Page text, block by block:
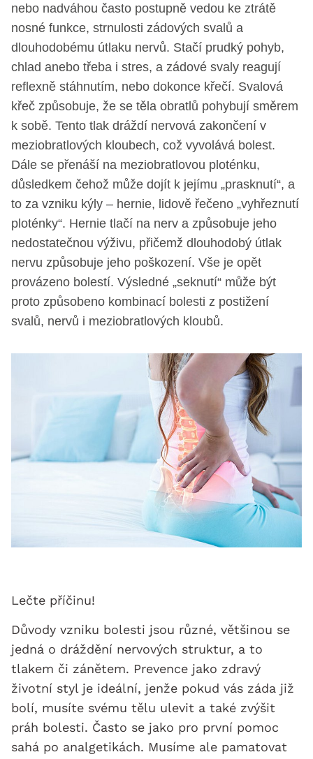
nebo nadváhou často postupně vedou ke ztrátě
nosné funkce, strnulosti zádových svalů a
dlouhodobému útlaku nervů. Stačí prudký pohyb,
chlad anebo třeba i stres, a zádové svaly reagují
reflexně stáhnutím, nebo dokonce křečí. Svalová
křeč způsobuje, že se těla obratlů pohybují směrem
k sobě. Tento tlak dráždí nervová zakončení v
meziobratlových kloubech, což vyvolává bolest.
Dále se přenáší na meziobratlovou ploténku,
důsledkem čehož může dojít k jejímu „prasknutí“, a
to za vzniku kýly – hernie, lidově řečeno „vyhřeznutí
ploténky“. Hernie tlačí na nerv a způsobuje jeho
nedostatečnou výživu, přičemž dlouhodobý útlak
nervu způsobuje jeho poškození. Vše je opět
provázeno bolestí. Výsledné „seknutí“ může být
proto způsobeno kombinací bolesti z postižení
svalů, nervů i meziobratlových kloubů.
Lečte příčinu!
Důvody vzniku bolesti jsou různé, většinou se
jedná o dráždění nervových struktur, a to
tlakem či zánětem. Prevence jako zdravý
životní styl je ideální, jenže pokud vás záda již
bolí, musíte svému tělu ulevit a také zvýšit
práh bolesti. Často se jako pro první pomoc
sahá po analgetikách. Musíme ale pamatovat